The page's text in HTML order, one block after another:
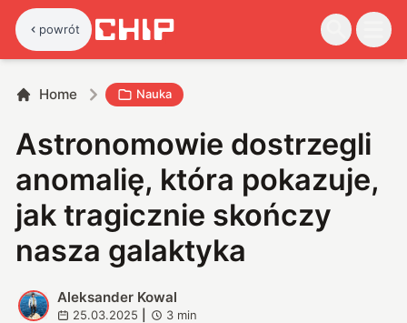
powrót
Home Nauka
Astronomowie dostrzegli
anomalię, która pokazuje,
jak tragicznie skończy
nasza galaktyka
A
Aleksander Kowal
25.03.2025 3 min